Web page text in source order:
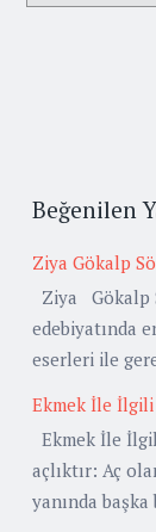
Beğenilen
Ziya Gökalp
Ziya Gökalp
edebiyatında
eserleri ile
Ekmek İle
Ekmek İle
açlıktır: Aç
yanında başka